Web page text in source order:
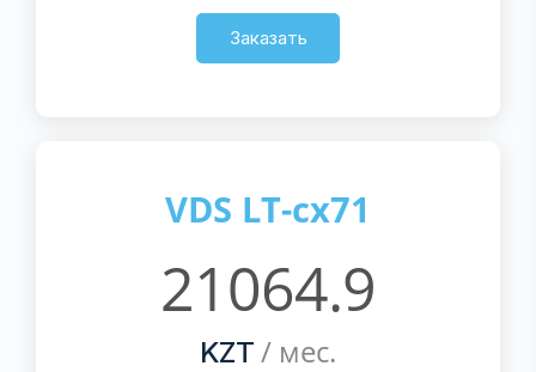
Заказать
VDS LT-cx71
21064.9
KZT / мес.